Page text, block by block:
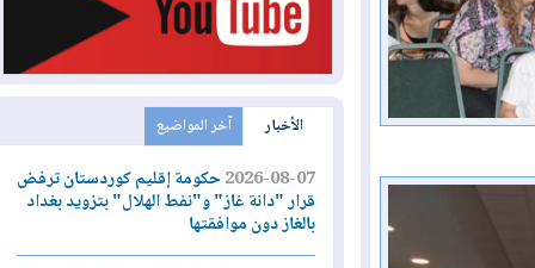
الأخبار آخر المواضيع
2026-08-07حكومة إقليم كوردستان ترفض
قرار "دانة غاز" و"نفط الهلال" بتزويد بغداد
بالغاز دون موافقتها